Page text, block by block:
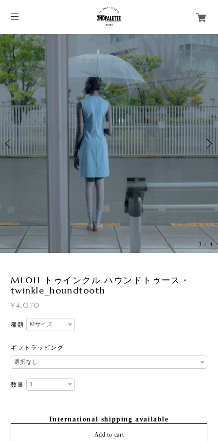
3 /4
ML011 トゥインクル ハウンドトゥース・
twinkle_houndtooth
¥4,070
種類
ギフトラッピング
数量
International shipping available
Add to cart